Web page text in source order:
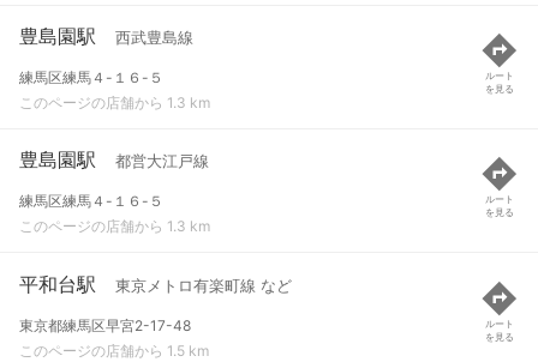
豊島園駅 西武豊島線
練馬区練馬４-１６-５
このページの店舗から 1.3 km
ルート
を見る
豊島園駅 都営大江戸線
練馬区練馬４-１６-５
このページの店舗から 1.3 km
ルート
を見る
平和台駅 東京メトロ有楽町線 など
東京都練馬区早宮2-17-48
このページの店舗から 1.5 km
ルート
を見る